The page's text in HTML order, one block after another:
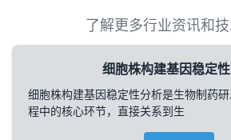
了解更多行业资讯和
细胞株构建基因稳定
细胞株构建基因稳定性分析是生物制药
程中的核心环节，直接关系到生